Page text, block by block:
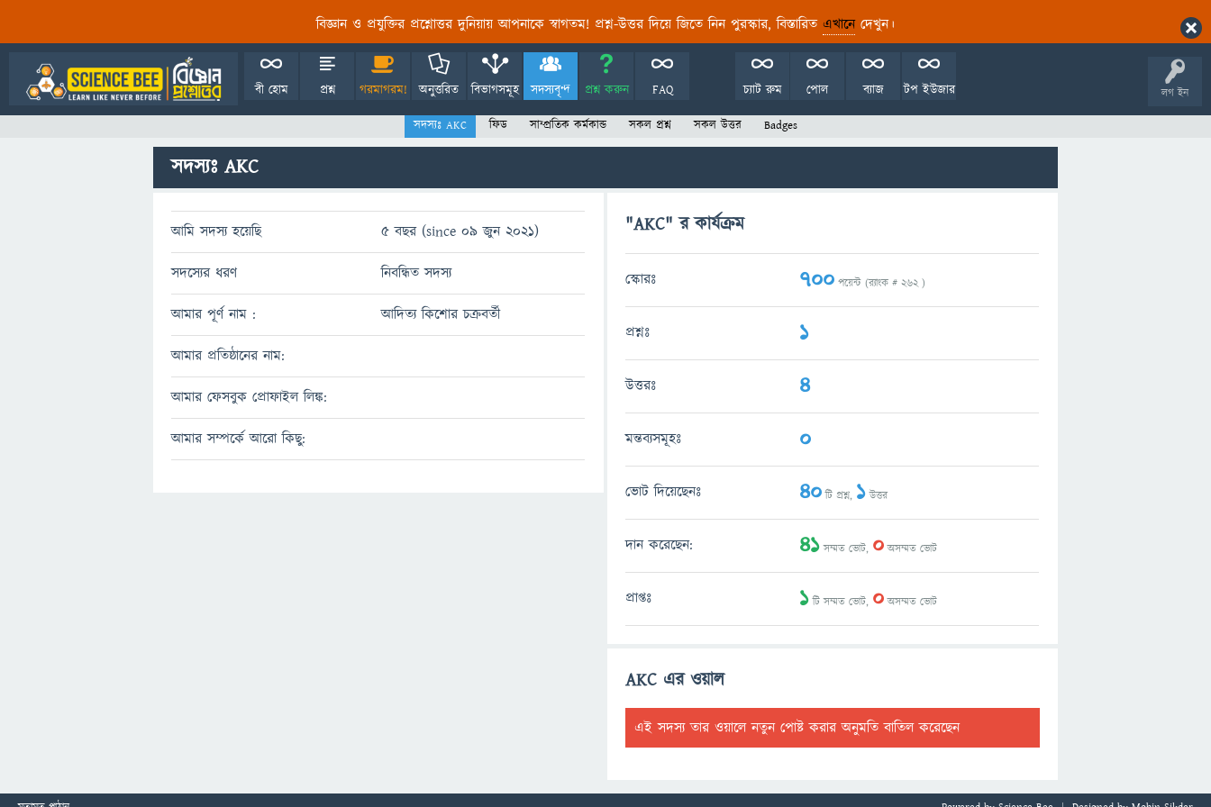
বিজ্ঞান ও প্রযুক্তির প্রশ্নোত্তর দুনিয়ায় আপনাকে স্বাগতম! প্রশ্ন-উত্তর দিয়ে জিতে নিন পুরস্কার, বিস্তারিত এখানেদেখুন।
লগ ইন
বী হোম প্রশ্ন গরমাগরম! অনুত্তরিত বিভাগসমূহ সদস্যবৃন্দ প্রশ্ন করুন FAQ টপ ইউজার
ব্যাজ
পোল
চ্যাট রুম
সদস্যঃ AKC ফিড সাম্প্রতিক কর্মকান্ড সকল প্রশ্ন সকল উত্তর Badges
সদস্যঃ AKC
আমি সদস্য হয়েছি 5 বছর (since 09 জুন 2021)
সদস্যের ধরণ নিবন্ধিত সদস্য
আমার পূর্ণ নাম : আদিত্য কিশোর চক্রবর্তী
আমার প্রতিষ্ঠানের নাম:
আমার ফেসবুক প্রোফাইল লিঙ্ক:
আমার সম্পর্কে আরো কিছু:
"AKC" র কার্যক্রম
স্কোরঃ 700 পয়েন্ট (র‌্যাংক #262)
প্রশ্নঃ 1
উত্তরঃ 4
মন্তব্যসমূহঃ 0
ভোট দিয়েছেনঃ 40টি প্রশ্ন, 1উত্তর
দান করেছেন: 41সম্মত ভোট, 0অসম্মত ভোট
প্রাপ্তঃ 1টি সম্মত ভোট, 0অসম্মত ভোট
AKC এর ওয়াল
এই সদস্য তার ওয়ালে নতুন পোষ্ট করার অনুমতি বাতিল করেছেন